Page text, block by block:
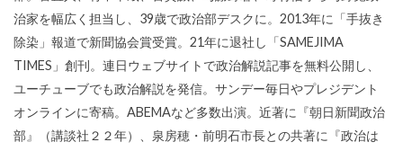
治家を幅広く担当し、39歳で政治部デスクに。2013年に「手抜き
除染」報道で新聞協会賞受賞。21年に退社し「SAMEJIMA
TIMES」創刊。連日ウェブサイトで政治解説記事を無料公開し、
ユーチューブでも政治解説を発信。サンデー毎日やプレジデント
オンラインに寄稿。ABEMAなど多数出演。近著に『朝日新聞政治
部』（講談社２２年）、泉房穂・前明石市長との共著に『政治は